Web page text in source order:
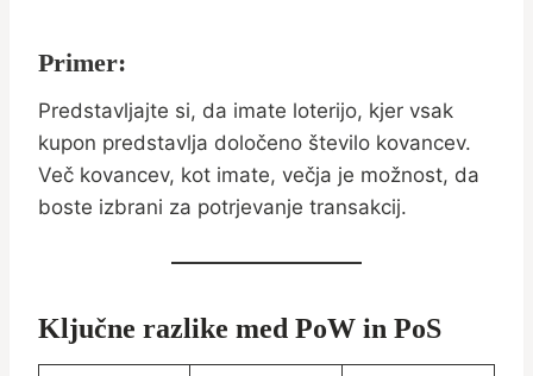
Primer:
Predstavljajte si, da imate loterijo, kjer vsak
kupon predstavlja določeno število kovancev.
Več kovancev, kot imate, večja je možnost, da
boste izbrani za potrjevanje transakcij.
Ključne razlike med PoW in PoS